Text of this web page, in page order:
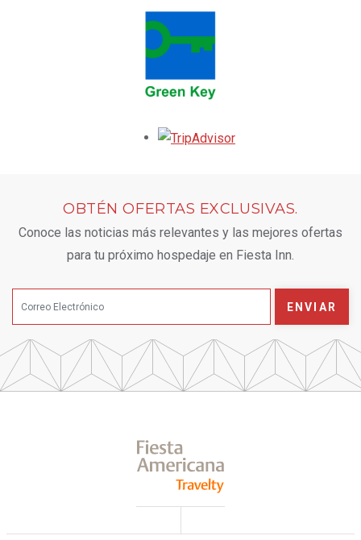
OBTÉN OFERTAS EXCLUSIVAS.
Conoce las noticias más relevantes y las mejores ofertas
para tu próximo hospedaje en Fiesta Inn.
ENVIAR